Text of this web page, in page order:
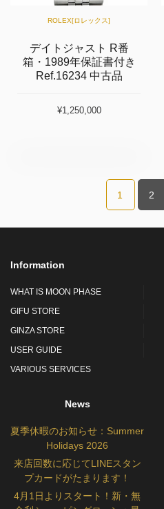
ROLEX[ロレックス]
デイトジャスト R番
箱・1989年保証書付き
Ref.16234 中古品
¥1,250,000
1 2
Information
WHAT IS MOON PHASE
GIFU STORE
GINZA STORE
USER GUIDE
VARIOUS SERVICES
News
夏季休暇のお知らせ：Summer
Holidays 2026
来店回数に応じてLINEスタン
プカードがたまります！
4月1日よりスタート！新・無